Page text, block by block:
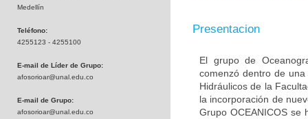
Medellín
Teléfono:
4255123 - 4255100
E-mail de Líder de Grupo:
afosorioar@unal.edu.co
E-mail de Grupo:
afosorioar@unal.edu.co
Presentacion
El grupo de
comenzó dentro de
Hidráulicos de la
la incorporación de
Grupo OCEANICOS se